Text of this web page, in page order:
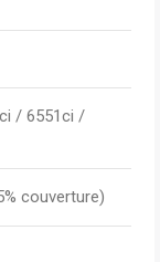
/ 6551ci /
couverture)